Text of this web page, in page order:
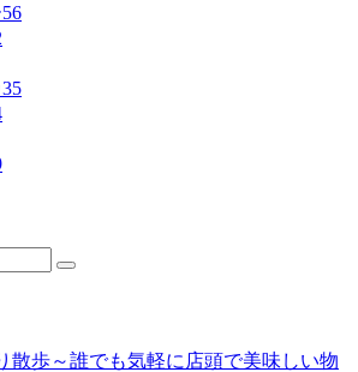
56
35
散歩～誰でも気軽に店頭で美味しい物